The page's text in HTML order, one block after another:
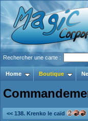
Rechercher une carte :
Home Boutique
<< 138. Krenko le caïd